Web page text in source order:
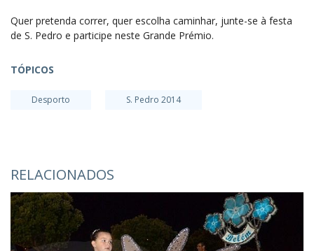
Quer pretenda correr, quer escolha caminhar, junte-se à festa
de S. Pedro e participe neste Grande Prémio.
TÓPICOS
Desporto S. Pedro 2014
RELACIONADOS